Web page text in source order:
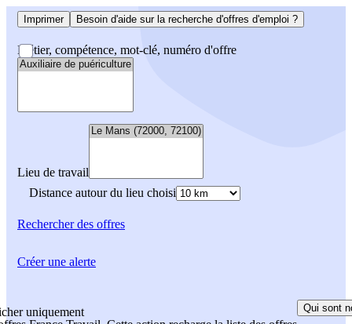
Imprimer Besoin d'aide sur la recherche d'offres d'emploi ?
Métier, compétence, mot-clé, numéro d'offre
Lieu de travail
Distance autour du lieu choisi
Rechercherdes offres
uniquement
Qui sont
Créer une alerte